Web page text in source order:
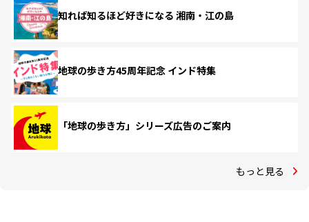
知れば知るほど好きになる 湘南・江の島
地球の歩き方45周年記念 インド特集
「地球の歩き方」シリーズ広告のご案内
もっと見る